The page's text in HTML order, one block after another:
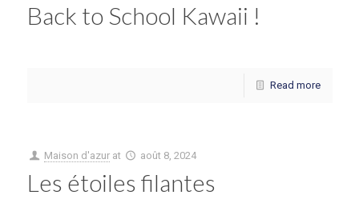
Back to School Kawaii !
Read more
Maison d'azur at août 8, 2024
Les étoiles filantes